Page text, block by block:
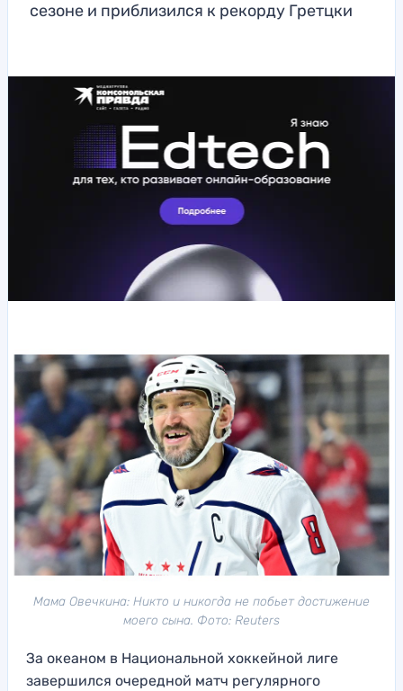
сезоне и приблизился к рекорду Гретцки
Мама Овечкина: Никто и никогда не побьет достижение
моего сына. Фото: Reuters
За океаном в Национальной хоккейной лиге
завершился очередной матч регулярного